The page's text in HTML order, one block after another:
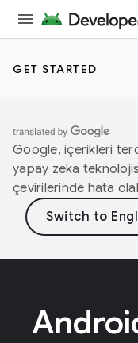
GET STARTED
Google, içerikleri
yapay zeka
çevirilerinde hata